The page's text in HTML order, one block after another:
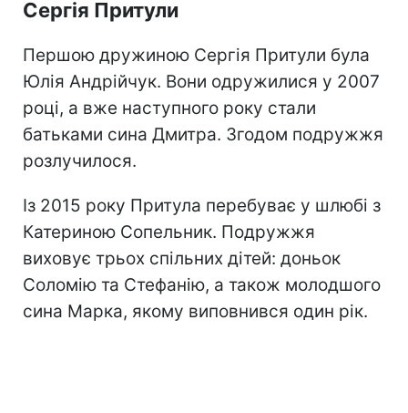
Сергія Притули
Першою дружиною Сергія Притули була
Юлія Андрійчук. Вони одружилися у 2007
році, а вже наступного року стали
батьками сина Дмитра. Згодом подружжя
розлучилося.
Із 2015 року Притула перебуває у шлюбі з
Катериною Сопельник. Подружжя
виховує трьох спільних дітей: доньок
Соломію та Стефанію, а також молодшого
сина Марка, якому виповнився один рік.